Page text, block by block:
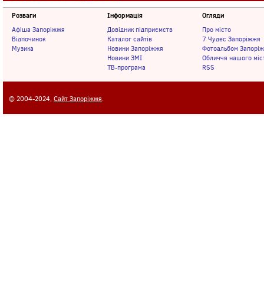
Розваги
Афіша Запоріжжя
Відпочинок
Музика
Інформація
Довідник підприємств
Каталог сайтів
Новини Запоріжжя
Новини ЗМІ
ТВ-програма
Огляди
Про місто
7 Чудес Запоріжжя
Фотоальбом
Обличчя нашого
RSS
© 2004-2024, Сайт Запоріжжя.